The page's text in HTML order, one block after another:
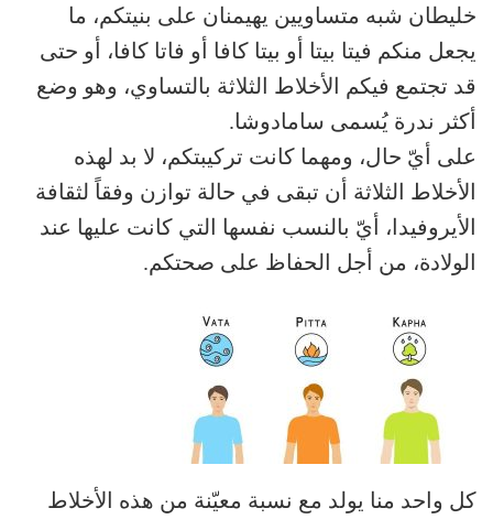
خليطان شبه متساويين يهيمنان على بنيتكم، ما
يجعل منكم فيتا بيتا أو بيتا كافا أو فاتا كافا، أو حتى
قد تجتمع فيكم الأخلاط الثلاثة بالتساوي، وهو وضع
أكثر ندرة يُسمى سامادوشا.
على أيّ حال، ومهما كانت تركيبتكم، لا بد لهذه
الأخلاط الثلاثة أن تبقى في حالة توازن وفقاً لثقافة
الأيروفيدا، أيّ بالنسب نفسها التي كانت عليها عند
الولادة، من أجل الحفاظ على صحتكم.
كل واحد منا يولد مع نسبة معيّنة من هذه الأخلاط